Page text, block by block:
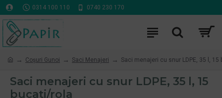
0314 100 110 0740 230 170
Coşuri Gunoi Saci Menajeri Saci menajeri cu snur LDPE, 35 l,
Saci menajeri cu snur LDPE, 35 l, 15
bucati/rola